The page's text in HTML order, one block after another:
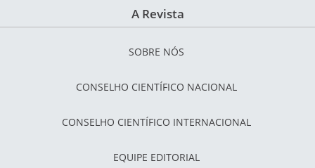
A Revista
SOBRE NÓS
CONSELHO CIENTÍFICO NACIONAL
CONSELHO CIENTÍFICO INTERNACIONAL
EQUIPE EDITORIAL